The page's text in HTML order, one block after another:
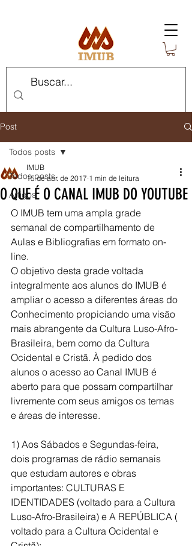
Post
Todos posts
Artigos
Todos posts
O QUE É O CANAL IMUB DO YOUTUBE
IMUB
15 de abr. de 2017 1 min de leitura
O IMUB tem uma ampla grade
semanal de compartilhamento de
Aulas e Bibliografias em formato on-
line.
O objetivo desta grade voltada
integralmente aos alunos do IMUB é
ampliar o acesso a diferentes áreas do
Conhecimento propiciando uma visão
mais abrangente da Cultura Luso-Afro-
Brasileira, bem como da Cultura
Ocidental e Cristã. À pedido dos
alunos o acesso ao Canal IMUB é
aberto para que possam compartilhar
livremente com seus amigos os temas
e áreas de interesse.
1) Aos Sábados e Segundas-feira,
dois programas de rádio semanais
que estudam autores e obras
importantes: CULTURAS E
IDENTIDADES (voltado para a Cultura
Luso-Afro-Brasileira) e A REPÚBLICA (
voltado para a Cultura Ocidental e